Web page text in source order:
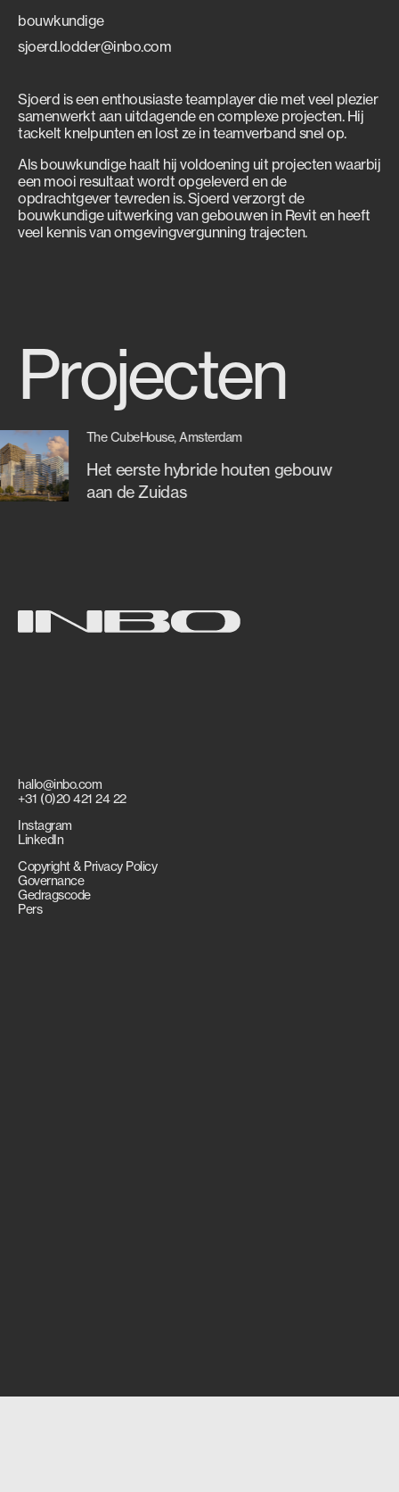
bouwkundige
sjoerd.lodder@inbo.com
Sjoerd is een enthousiaste teamplayer die met veel plezier
samenwerkt aan uitdagende en complexe projecten. Hij
tackelt knelpunten en lost ze in teamverband snel op.
Als bouwkundige haalt hij voldoening uit projecten waarbij
een mooi resultaat wordt opgeleverd en de
opdrachtgever tevreden is. Sjoerd verzorgt de
bouwkundige uitwerking van gebouwen in Revit en heeft
veel kennis van omgevingvergunning trajecten.
Projecten
The CubeHouse, Amsterdam
Het eerste hybride houten gebouw
aan de Zuidas
hallo@inbo.com
+31 (0)20 421 24 22
Instagram
LinkedIn
Copyright & Privacy Policy
Governance
Gedragscode
Pers